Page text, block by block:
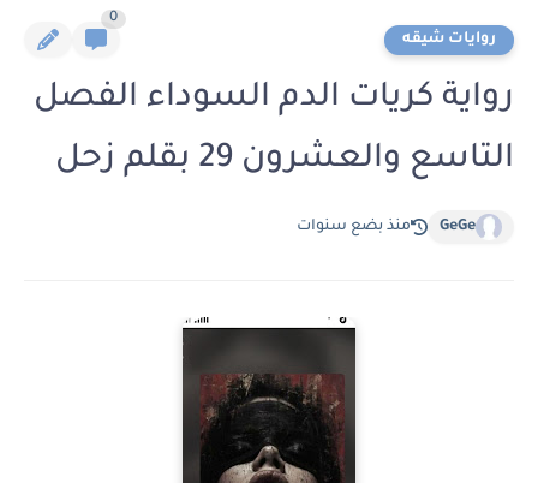
روايات شيقه
0
رواية كريات الدم السوداء الفصل
التاسع والعشرون 29 بقلم زحل
GeGe منذ بضع سنوات